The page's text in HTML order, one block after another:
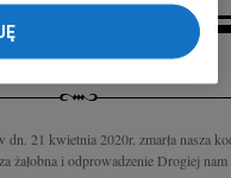
21 kwietnia 2020r. zmarła nasza
żałobna i odprowadzenie Drogiej
poprzez
w stopce serwisu i
jest także za
możemy